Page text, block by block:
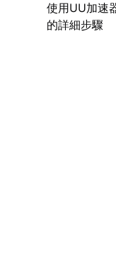
使用UU加速
的詳細步驟